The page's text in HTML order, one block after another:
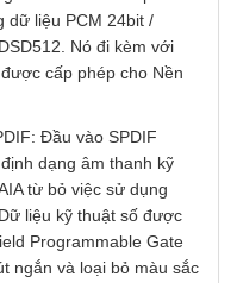
dữ liệu PCM 24bit /
Nó đi kèm với
cấp phép cho Nền
Đầu vào SPDIF
dạng âm thanh kỹ
từ bỏ việc sử dụng
liệu kỹ thuật số được
Programmable Gate
ngắn và loại bỏ màu sắc